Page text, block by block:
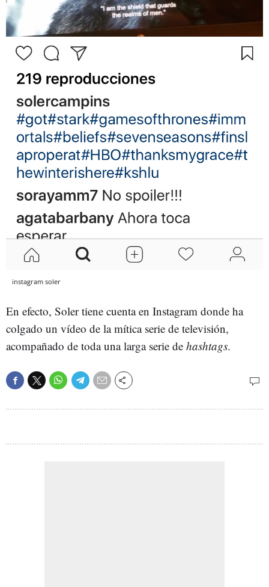
instagram soler
En efecto, Soler tiene cuenta en Instagram donde ha
colgado un vídeo de la mítica serie de televisión,
acompañado de toda una larga serie de hashtags.